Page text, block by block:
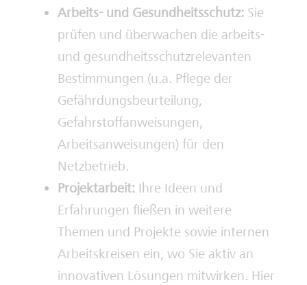
Arbeits- und Gesundheitsschutz: Sie
prüfen und überwachen die arbeits-
und gesundheitsschutzrelevanten
Bestimmungen (u.a. Pflege der
Gefährdungsbeurteilung,
Gefahrstoffanweisungen,
Arbeitsanweisungen) für den
Netzbetrieb.
Projektarbeit: Ihre Ideen und
Erfahrungen fließen in weitere
Themen und Projekte sowie internen
Arbeitskreisen ein, wo Sie aktiv an
innovativen Lösungen mitwirken. Hier